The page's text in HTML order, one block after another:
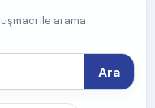
ile arama
Ara